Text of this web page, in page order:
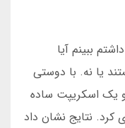
ببینم آیا
یا نه. با دوستی
یک اسکریپت ساده
سازی کرد. نتایج نشان داد